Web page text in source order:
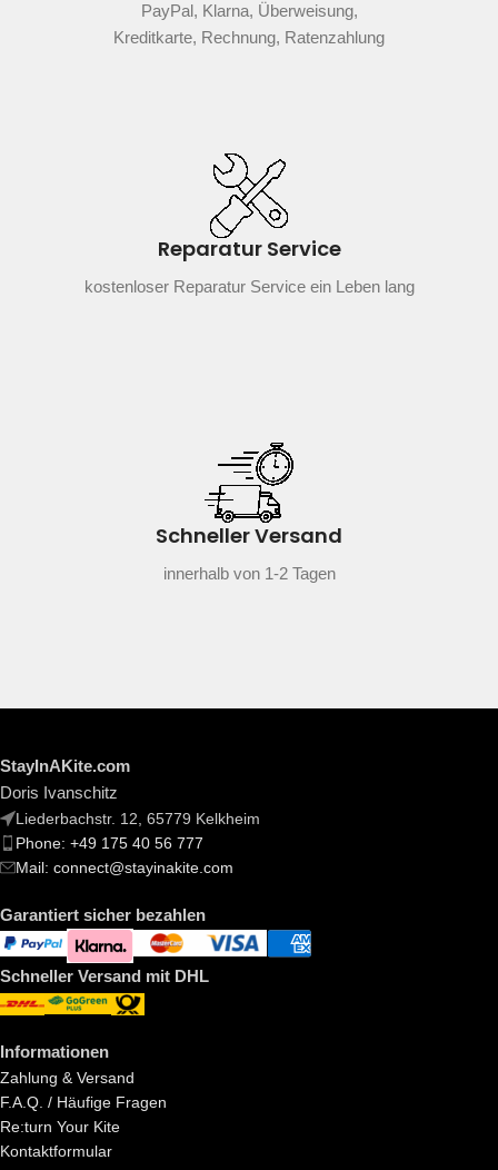
PayPal, Klarna, Überweisung,
Kreditkarte, Rechnung, Ratenzahlung
Reparatur Service
kostenloser Reparatur Service ein Leben lang
Schneller Versand
innerhalb von 1-2 Tagen
StayInAKite.com
Doris Ivanschitz
Liederbachstr. 12, 65779 Kelkheim
Phone: +49 175 40 56 777
Mail: connect@stayinakite.com
Garantiert sicher bezahlen
Schneller Versand mit DHL
Informationen
Zahlung & Versand
F.A.Q. / Häufige Fragen
Re:turn Your Kite
Kontaktformular